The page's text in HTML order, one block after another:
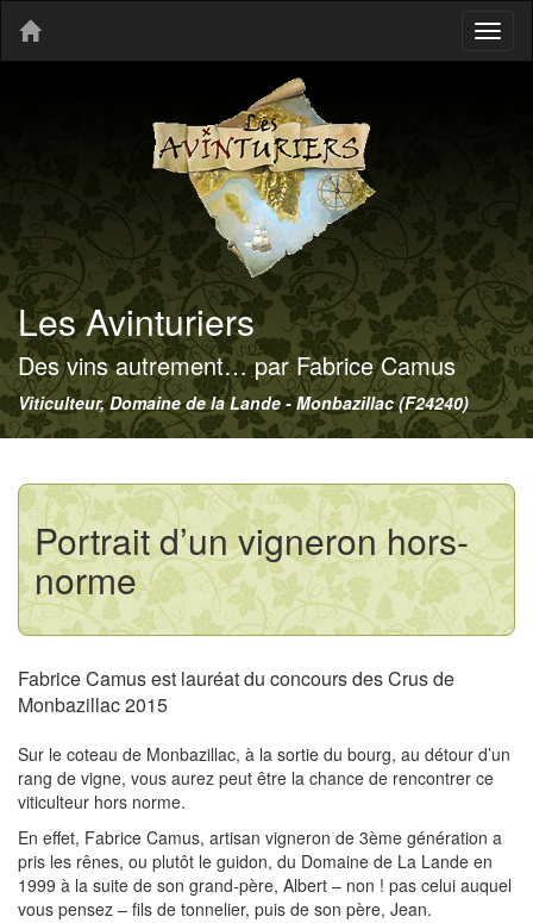
Les Avinturiers
Des vins autrement… par Fabrice Camus
Viticulteur, Domaine de la Lande - Monbazillac (F24240)
Portrait d’un vigneron hors-
norme
Fabrice Camus est lauréat du concours des Crus de
Monbazillac 2015
Sur le coteau de Monbazillac, à la sortie du bourg, au détour d’un
rang de vigne, vous aurez peut être la chance de rencontrer ce
viticulteur hors norme.
En effet, Fabrice Camus, artisan vigneron de 3ème génération a
pris les rênes, ou plutôt le guidon, du Domaine de La Lande en
1999 à la suite de son grand-père, Albert – non ! pas celui auquel
vous pensez – fils de tonnelier, puis de son père, Jean.